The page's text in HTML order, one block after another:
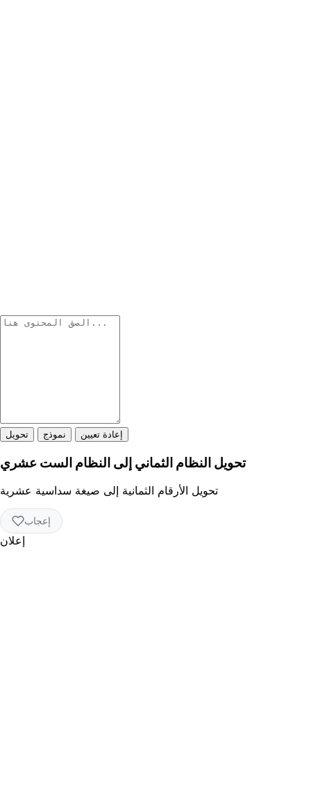
تحويل نموذج إعادة تعيين
تحويل النظام الثماني إلى النظام الست عشري
تحويل الأرقام الثمانية إلى صيغة سداسية عشرية
إعجاب
إعلان